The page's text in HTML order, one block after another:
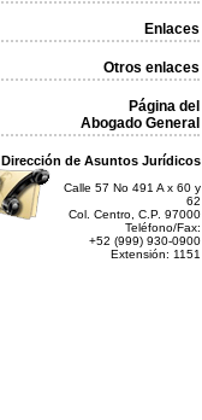
Enlaces
Otros enlaces
Página del
Abogado General
Dirección de Asuntos Jurídicos
Calle 57 No 491 A x 60 y
62
Col. Centro, C.P. 97000
Teléfono/Fax:
+52 (999) 930-0900
Extensión: 1151